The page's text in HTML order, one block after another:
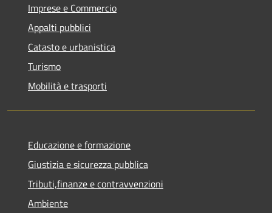
Imprese e Commercio
Appalti pubblici
Catasto e urbanistica
Turismo
Mobilità e trasporti
Educazione e formazione
Giustizia e sicurezza pubblica
Tributi,finanze e contravvenzioni
Ambiente